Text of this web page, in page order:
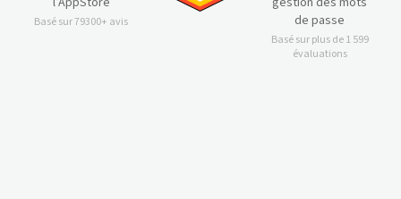
Basé sur 79300+ avis
de passe
Basé sur plus de 1 599
évaluations